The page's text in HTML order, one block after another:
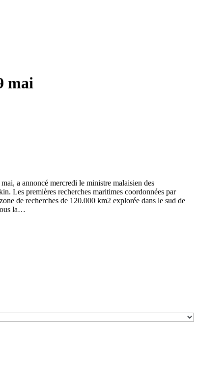
mai
a annoncé mercredi le ministre malaisien des
Les premières recherches maritimes coordonnées par
de recherches de 120.000 km2 explorée dans le sud de
la…